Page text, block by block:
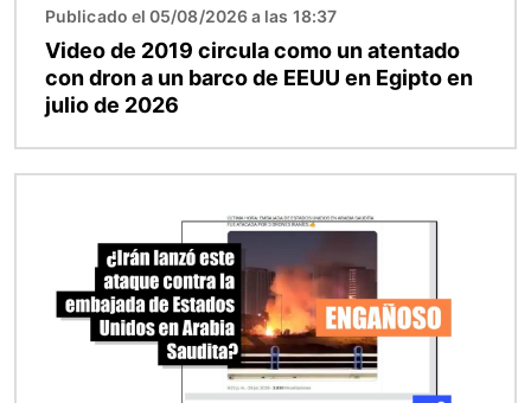
Publicado el 05/08/2026 a las 18:37
Video de 2019 circula como un atentado
con dron a un barco de EEUU en Egipto en
julio de 2026